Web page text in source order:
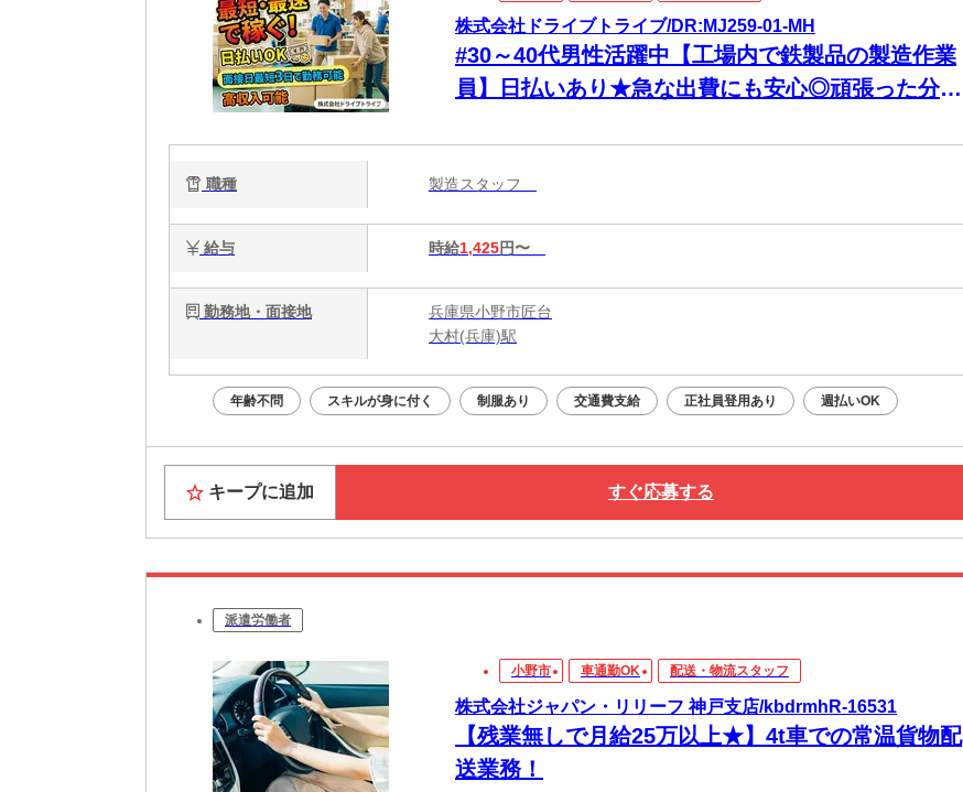
株式会社ドライブトライブ/DR:MJ259-01-MH
#30～40代男性活躍中【工場内で鉄製品の製造作業
員】日払いあり★急な出費にも安心◎頑張った分、
職種 製造スタッフ
給与 時給1,425円〜
勤務地・面接地
兵庫県小野市匠台
大村(兵庫)駅
年齢不問 スキルが身に付く 制服あり 交通費支給 正社員登用あり 週払いOK
キープに追加 すぐ応募する
派遣労働者
小野市 車通勤OK 配送・物流スタッフ
株式会社ジャパン・リリーフ 神戸支店/kbdrmhR-16531
【残業無しで月給25万以上★】4t車での常温貨物配
送業務！